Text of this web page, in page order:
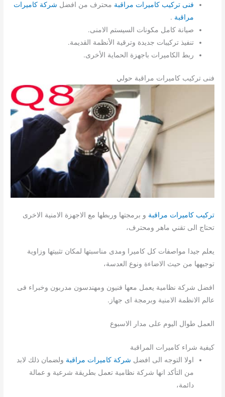
فنى تركيب كاميرات مراقبة محترف من افضل شركة كاميرات
مراقبة .
صيانة كامل مكونات السيستم الامنى.
تنفيذ تركيبات جديدة وترقية الأنظمة القديمة.
ربط الكاميرات باجهزة الحماية الأخرى.
فنى تركيب كاميرات مراقبة حولي
تركيب كاميرات مراقبة و برمجتها وربطها مع الاجهزة الامنية الاخرى
تحتاج الى تقني ماهر ومحترف،
يعلم جيدا مواصفات كل كاميرا ومدى مناسبتها لمكان تثبيتها وزاوية
توجيهها من حيث الاضاءة ونوع العدسة،
افضل شركة نظامية يعمل معها فنيون ومهندسون مدربون وخبراء فى
عالم الانظمة الامنية وبرمجة اى جهاز.
العمل طوال اليوم على مدار الاسبوع
كيفية شراء كاميرات المراقبة
اولا التوجه الى افضل شركة كاميرات مراقبة ولضمان ذلك لابد
من التأكد انها شركة نظامية تعمل بطريقة شرعية و عمالة
دائمة،